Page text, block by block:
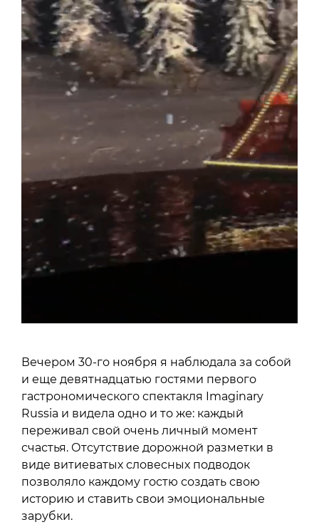
Вечером 30-го ноября я наблюдала за собой
и еще девятнадцатью гостями первого
гастрономического спектакля Imaginary
Russia и видела одно и то же: каждый
переживал свой очень личный момент
счастья. Отсутствие дорожной разметки в
виде витиеватых словесных подводок
позволяло каждому гостю создать свою
историю и ставить свои эмоциональные
зарубки.